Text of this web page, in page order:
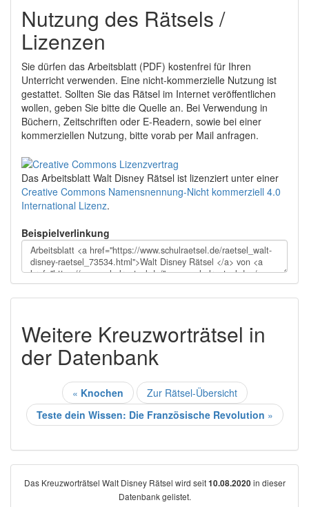
Nutzung des Rätsels /
Lizenzen
Sie dürfen das Arbeitsblatt (PDF) kostenfrei für Ihren
Unterricht verwenden. Eine nicht-kommerzielle Nutzung ist
gestattet. Sollten Sie das Rätsel im Internet veröffentlichen
wollen, geben Sie bitte die Quelle an. Bei Verwendung in
Büchern, Zeitschriften oder E-Readern, sowie bei einer
kommerziellen Nutzung, bitte vorab per Mail anfragen.
Das Arbeitsblatt Walt Disney Rätsel ist lizenziert unter einer
Creative Commons Namensnennung-Nicht kommerziell 4.0
International Lizenz.
Beispielverlinkung
Weitere Kreuzworträtsel in
der Datenbank
« Knochen
Zur Rätsel-Übersicht
Teste dein Wissen: Die Französische Revolution »
Das Kreuzworträtsel Walt Disney Rätsel wird seit10.08.2020in dieser
Datenbank gelistet.